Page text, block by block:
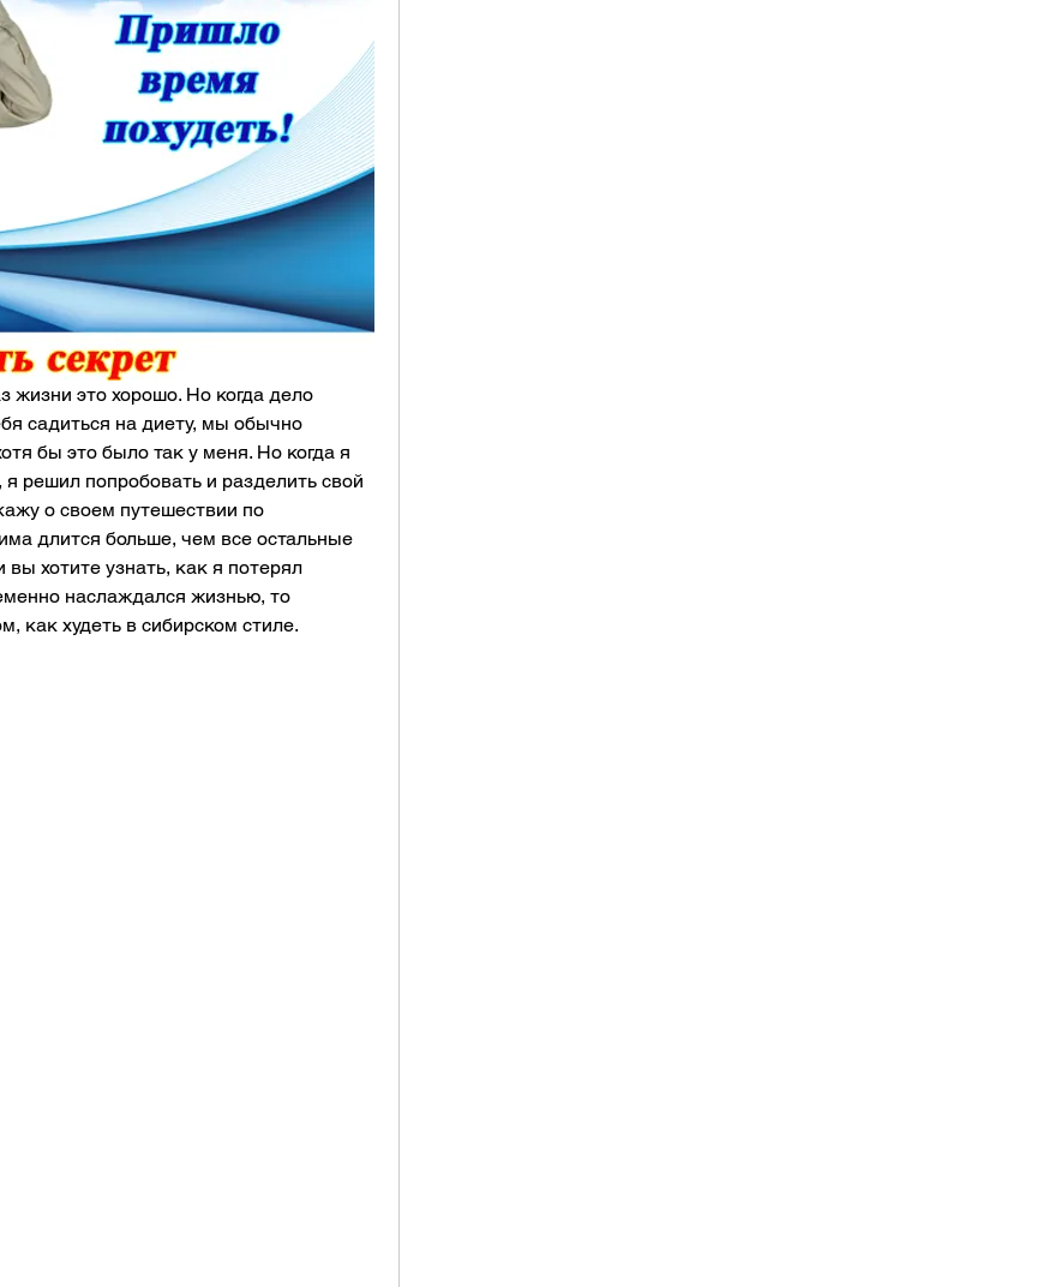
жизни это хорошо. Но когда дело
садиться на диету, мы обычно
бы это было так у меня. Но когда я
решил попробовать и разделить свой
о своем путешествии по
длится больше, чем все остальные
хотите узнать, как я потерял
наслаждался жизнью, то
как худеть в сибирском стиле.